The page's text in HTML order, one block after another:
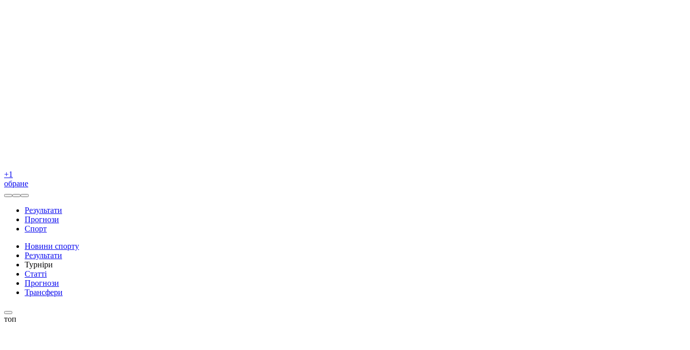
+1
обране
Результати
Прогнози
Спорт
Новини спорту
Результати
Турніри
Статті
Прогнози
Трансфери
топ